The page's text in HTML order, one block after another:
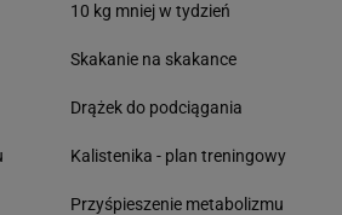
10 kg mniej w tydzień
Skakanie na skakance
Drążek do podciągania
Kalistenika - plan treningowy
Przyśpieszenie metabolizmu